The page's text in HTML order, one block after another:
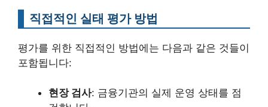
직접적인 실태 평가 방법
평가를 위한 직접적인 방법에는 다음과 같은 것들이
포함됩니다:
현장 검사: 금융기관의 실제 운영 상태를 점